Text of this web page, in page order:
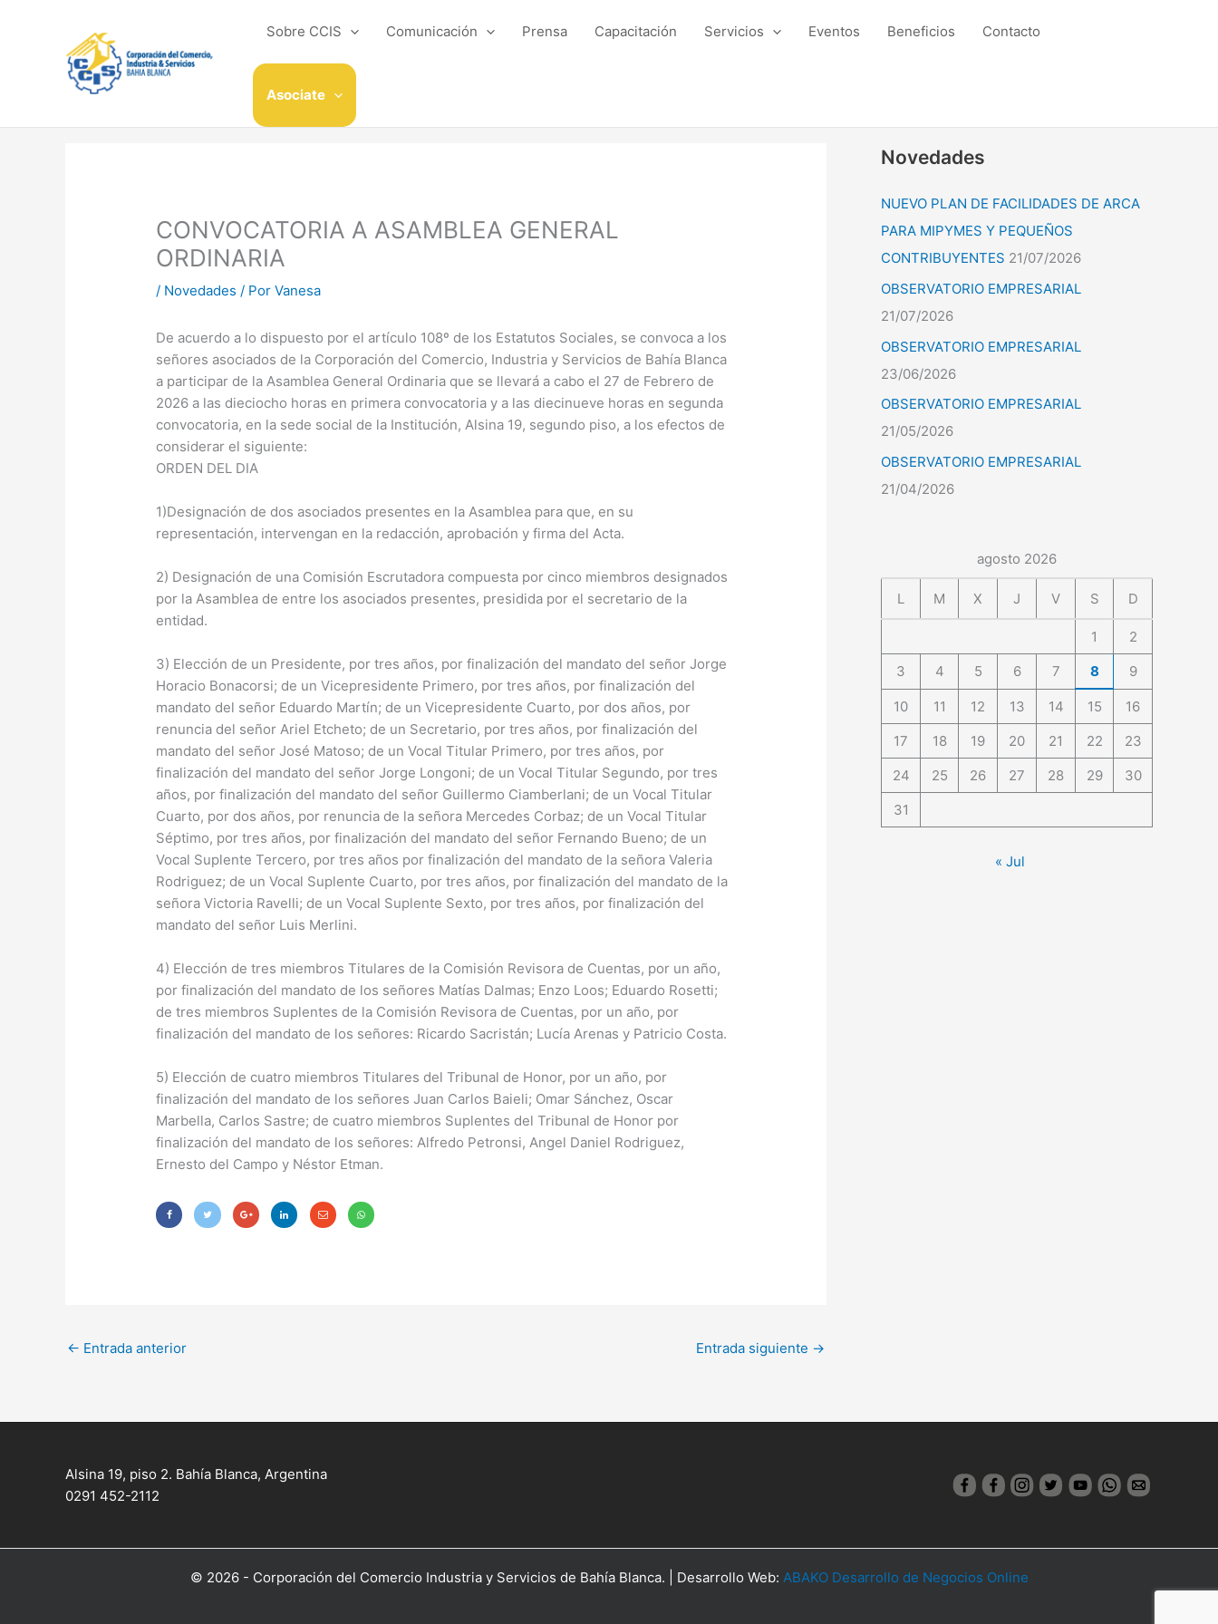
Sobre CCIS Comunicación Prensa Capacitación Servicios Eventos Beneficios Contacto
Asociate
CONVOCATORIA A ASAMBLEA GENERAL
ORDINARIA
/ Novedades / PorVanesa
De acuerdo a lo dispuesto por el artículo 108º de los Estatutos Sociales, se convoca a los
señores asociados de la Corporación del Comercio, Industria y Servicios de Bahía Blanca
a participar de la Asamblea General Ordinaria que se llevará a cabo el 27 de Febrero de
2026 a las dieciocho horas en primera convocatoria y a las diecinueve horas en segunda
convocatoria, en la sede social de la Institución, Alsina 19, segundo piso, a los efectos de
considerar el siguiente:
ORDEN DEL DIA
1)Designación de dos asociados presentes en la Asamblea para que, en su
representación, intervengan en la redacción, aprobación y firma del Acta.
2) Designación de una Comisión Escrutadora compuesta por cinco miembros designados
por la Asamblea de entre los asociados presentes, presidida por el secretario de la
entidad.
3) Elección de un Presidente, por tres años, por finalización del mandato del señor Jorge
Horacio Bonacorsi; de un Vicepresidente Primero, por tres años, por finalización del
mandato del señor Eduardo Martín; de un Vicepresidente Cuarto, por dos años, por
renuncia del señor Ariel Etcheto; de un Secretario, por tres años, por finalización del
mandato del señor José Matoso; de un Vocal Titular Primero, por tres años, por
finalización del mandato del señor Jorge Longoni; de un Vocal Titular Segundo, por tres
años, por finalización del mandato del señor Guillermo Ciamberlani; de un Vocal Titular
Cuarto, por dos años, por renuncia de la señora Mercedes Corbaz; de un Vocal Titular
Séptimo, por tres años, por finalización del mandato del señor Fernando Bueno; de un
Vocal Suplente Tercero, por tres años por finalización del mandato de la señora Valeria
Rodriguez; de un Vocal Suplente Cuarto, por tres años, por finalización del mandato de la
señora Victoria Ravelli; de un Vocal Suplente Sexto, por tres años, por finalización del
mandato del señor Luis Merlini.
4) Elección de tres miembros Titulares de la Comisión Revisora de Cuentas, por un año,
por finalización del mandato de los señores Matías Dalmas; Enzo Loos; Eduardo Rosetti;
de tres miembros Suplentes de la Comisión Revisora de Cuentas, por un año, por
finalización del mandato de los señores: Ricardo Sacristán; Lucía Arenas y Patricio Costa.
5) Elección de cuatro miembros Titulares del Tribunal de Honor, por un año, por
finalización del mandato de los señores Juan Carlos Baieli; Omar Sánchez, Oscar
Marbella, Carlos Sastre; de cuatro miembros Suplentes del Tribunal de Honor por
finalización del mandato de los señores: Alfredo Petronsi, Angel Daniel Rodriguez,
Ernesto del Campo y Néstor Etman.
← Entrada anterior Entrada siguiente →
Novedades
NUEVO PLAN DE FACILIDADES DE ARCA
PARA MIPYMES Y PEQUEÑOS
CONTRIBUYENTES 21/07/2026
OBSERVATORIO EMPRESARIAL
21/07/2026
OBSERVATORIO EMPRESARIAL
23/06/2026
OBSERVATORIO EMPRESARIAL
21/05/2026
OBSERVATORIO EMPRESARIAL
21/04/2026
agosto 2026
L M X J V S D
1
2
3
4 5 6 7 8 9
10 11 12 13 14 15
16
17
18 19 20 21 22
23
24
25 26 27 28 29
30
31
« Jul
Alsina 19, piso 2. Bahía Blanca, Argentina
0291 452-2112
© 2026 - Corporación del Comercio Industria y Servicios de Bahía Blanca. | Desarrollo Web: ABAKO Desarrollo de Negocios Online